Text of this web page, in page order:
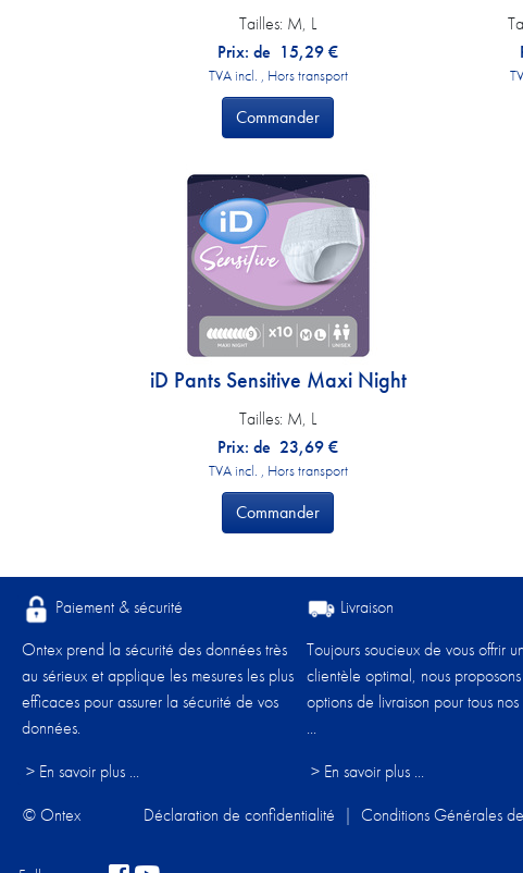
Tailles: M, L
Prix: de 15,29 €
TVA incl. , Hors transport
Commander
iD Pants Sensitive Maxi Night
Tailles: M, L
Prix: de 23,69 €
TVA incl. , Hors transport
Commander
Paiement & sécurité
Ontex prend la sécurité des données très
au sérieux et applique les mesures les plus
efficaces pour assurer la sécurité de vos
données.
> En savoir plus ...
Livraison
Toujours soucieux de vous offrir
clientèle optimal, nous
options de livraison pour tous nos
...
> En savoir plus ...
© Ontex
Déclaration de confidentialité | Conditions Générales